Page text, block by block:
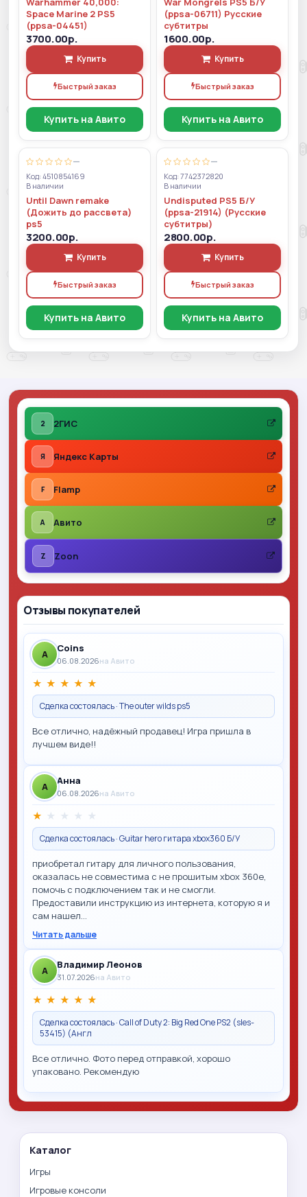
Space Marine 2 PS5
(ppsa-04451)
3700.00р.
Купить
Быстрый заказ
Купить на Авито
(ppsa-06711) Русские
субтитры
1600.00р.
Купить
Быстрый заказ
Купить на Авито
—
Код: 4510854169
В наличии
Until Dawn remake
(Дожить до рассвета)
ps5
3200.00р.
Купить
Быстрый заказ
Купить на Авито
—
Код: 7742372820
В наличии
Undisputed PS5 Б/У
(ppsa-21914) (Русские
субтитры)
2800.00р.
Купить
Быстрый заказ
Купить на Авито
Отзывы покупателей
A Coins
06.08.2026на Авито
★ ★ ★ ★ ★
Сделка состоялась · The outer wilds ps5
Все отлично, надёжный продавец! Игра пришла в
лучшем виде!!
A Анна
06.08.2026на Авито
★ ★ ★ ★ ★
Сделка состоялась · Guitar hero гитара xbox360 Б/У
приобретал гитару для личного пользования,
оказалась не совместима с не прошитым xbox 360e,
помочь с подключением так и не смогли.
Предоставили инструкцию из интернета, которую я и
сам нашел…
Читать дальше
A Владимир Леонов
31.07.2026на Авито
★ ★ ★ ★ ★
Сделка состоялась · Call of Duty 2: Big Red One PS2 (sles-
53415) (Англ
Все отлично. Фото перед отправкой, хорошо
упаковано. Рекомендую
2 2ГИС
Я Яндекс Карты
F Flamp
A Авито
Z Zoon
Каталог
Игры
Игровые консоли